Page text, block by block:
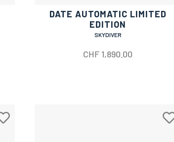
DATE AUTOMATIC LIMITED
EDITION
SKYDIVER
CHF 1,890.00